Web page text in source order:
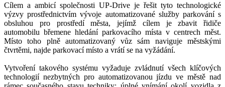
Cílem a ambicí společnosti UP-Drive je řešit tyto technologické
výzvy prostřednictvím vývoje automatizované služby parkování s
obsluhou pro prostředí města, jejímž cílem je zbavit řidiče
automobilu břemene hledání parkovacího místa v centrech měst.
Místo toho plně automatizovaný vůz sám naviguje městskými
čtvrtěmi, najde parkovací místo a vrátí se na vyžádání.
Vytvoření takového systému vyžaduje zvládnutí všech klíčových
technologií nezbytných pro automatizovanou jízdu ve městě nad